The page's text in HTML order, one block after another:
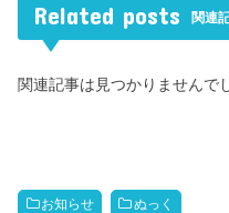
Related posts 関連
関連記事は見つかりませんで
お知らせ ぬっく